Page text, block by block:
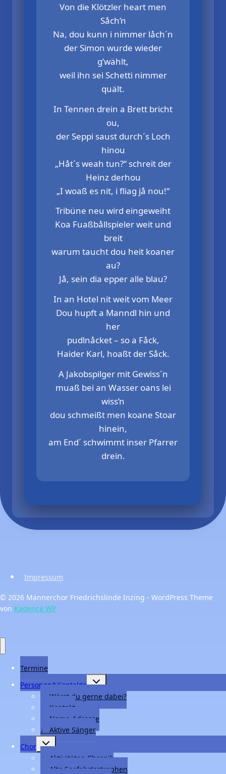
Von die Klötzler heart men
Såch’n
Na, dou kunn i nimmer låch´n
der Simon wurde wieder
g’wählt,
weil ihn sei Schetti nimmer
quält.
In Tennen drein a Brett bricht
ou,
der Seppi saust durch´s Loch
hinou
„Håt´s weah tun?“ schreit der
Heinz derhou
„I woaß es nit, i fliag jå nou!“
Tribüne neu wird eingeweiht
Koa Fuaßbållspieler weit und
breit
warum taucht dou heit koaner
au?
Jå, sein dia epper alle blau?
In an Hotel nit weit vom Meer
Dou hupft a Manndl hin und
her
pudlnåcket – so a Fåck,
Haider Karl, hoaßt der Såck.
A Jakobspilger mit Gewiss´n
muaß bei an Wasser oans lei
wiss’n
dou schmeißt men koane Stoar
hinein,
am End´ schwimmt inser Pfarrer
drein.
Impressum
© 2026 Männerchor Friedrichslinde Inzing - WordPress Theme
von Kadence WP
Termine
Personen&Kontakte
Untermenü
umschalten
♩ Wärst du gerne dabei?
♩ Kontakt
♩ Name-Adresse
♩ Aktive Sänger
Chor
Untermenü
umschalten
♩ Aktivitäten Chronik
♩ Alte Seefahrtsstrophen